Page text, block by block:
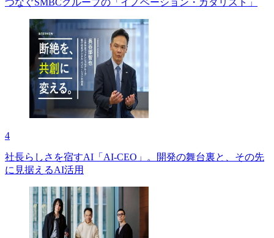
4
社長らしさを宿すAI「AI-CEO」。開発の舞台裏と、その先
に見据えるAI活用